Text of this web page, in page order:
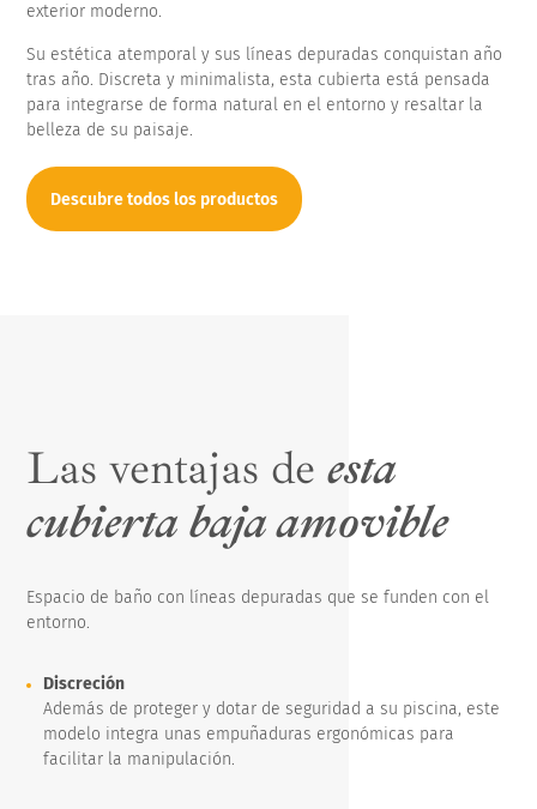
exterior moderno.
Su estética atemporal y sus líneas depuradas conquistan año
tras año. Discreta y minimalista, esta cubierta está pensada
para integrarse de forma natural en el entorno y resaltar la
belleza de su paisaje.
Descubre todos los productos
Las ventajas deesta
cubierta baja amovible
Espacio de baño con líneas depuradas que se funden con el
entorno.
Discreción
Además de proteger y dotar de seguridad a su piscina, este
modelo integra unas empuñaduras ergonómicas para
facilitar la manipulación.